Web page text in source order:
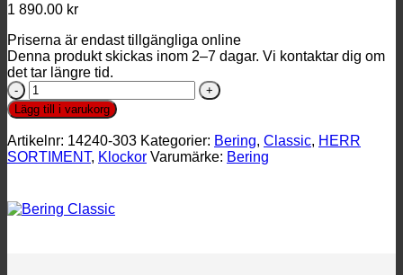
1 890.00 kr
Priserna är endast tillgängliga online
Denna produkt skickas inom 2–7 dagar. Vi kontaktar dig om
det tar längre tid.
Bering
Classic
mängd
Lägg till i varukorg
Artikelnr: 14240-303 Kategorier: Bering, Classic, HERR
SORTIMENT, Klockor Varumärke: Bering